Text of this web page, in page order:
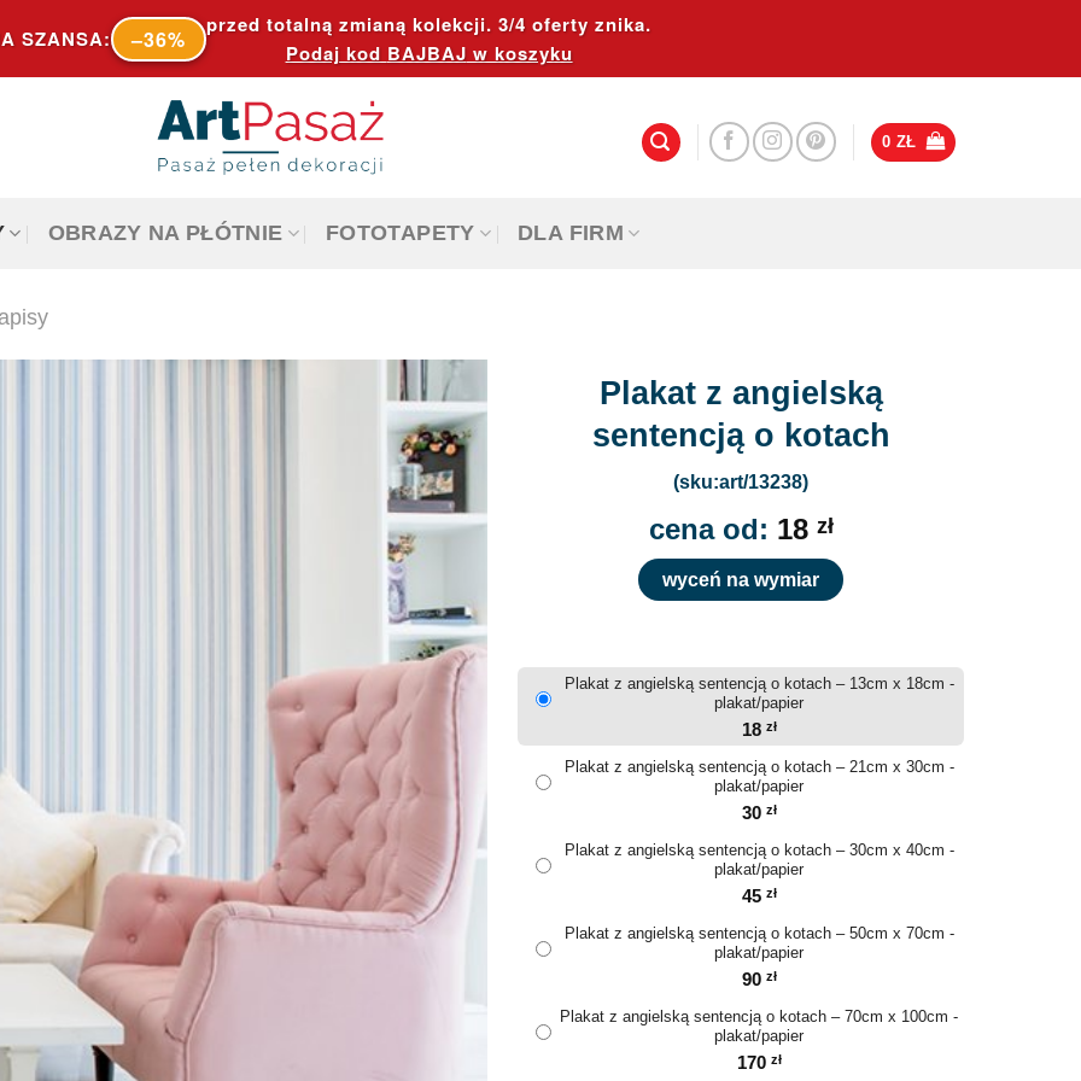
SZANSA: –36%
przed totalną zmianą kolekcji. 3/4 oferty znika.
Podaj kod BAJBAJ w koszyku
0 ZŁ
OBRAZY NA PŁÓTNIE FOTOTAPETY DLA FIRM
Plakat z angielską
sentencją o kotach
(sku:art/13238)
cena od: 18 zł
wyceń na wymiar
Plakat z angielską sentencją o kotach – 13cm x 18cm -
plakat/papier
18 zł
Plakat z angielską sentencją o kotach – 21cm x 30cm -
plakat/papier
30 zł
Plakat z angielską sentencją o kotach – 30cm x 40cm -
plakat/papier
45 zł
Plakat z angielską sentencją o kotach – 50cm x 70cm -
plakat/papier
90 zł
Plakat z angielską sentencją o kotach – 70cm x 100cm -
plakat/papier
170 zł